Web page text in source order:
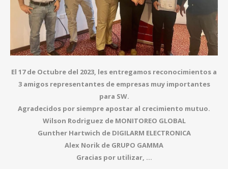
El 17 de Octubre del 2023, les entregamos reconocimientos a
3 amigos representantes de empresas muy importantes
para SW.
Agradecidos por siempre apostar al crecimiento mutuo.
Wilson Rodriguez de MONITOREO GLOBAL
Gunther Hartwich de DIGILARM ELECTRONICA
Alex Norik de GRUPO GAMMA
Gracias por utilizar, ...